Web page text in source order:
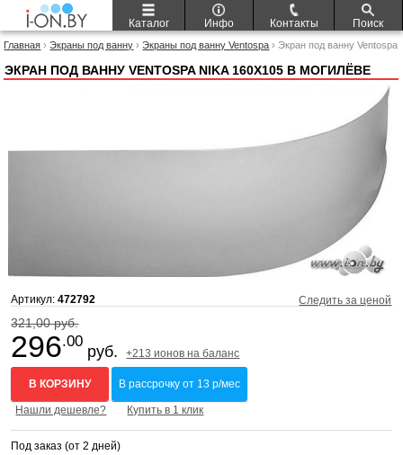
Каталог Инфо Контакты Поиск
Главная ›Экраны под ванну ›Экраны под ванну Ventospa › Экран под ванну Ventospa
ЭКРАН ПОД ВАННУ VENTOSPA NIKA 160X105 В МОГИЛЁВЕ
Артикул:472792 Следить за ценой
321,00 руб.
296.00
руб. +213 ионов на баланс
В КОРЗИНУ В рассрочку от 13 р/мес
Нашли дешевле? Купить в 1 клик
Под заказ (от 2 дней)